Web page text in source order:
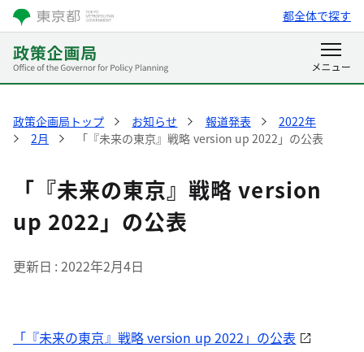
都全体で探す
政策企画局トップ お知らせ 報道発表
2022年
2月
「『未来の東京』戦略 version up 2022」の公表
「『未来の東京』戦略 version
up 2022」の公表
更新日 2022年2月4日
「『未来の東京』戦略 version up 2022」の公表